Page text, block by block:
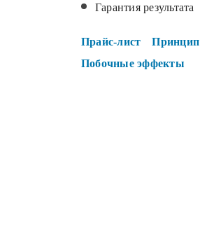
Гарантия результата
Прайс-лист Принцип
Побочные эффекты